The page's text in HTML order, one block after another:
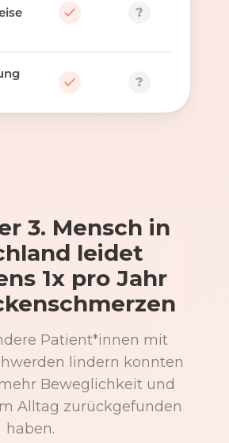
?
?
3. Mensch in
leidet
1x pro Jahr
Patient*innen mit
lindern konnten
Beweglichkeit und
Alltag zurückgefunden
haben.